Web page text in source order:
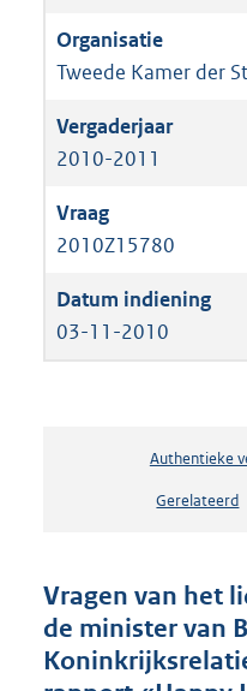
Tweede Kamer der
2010-2011
2010Z15780
03-11-2010
Authentieke
Gerelateerd
Vragen van het
de minister van